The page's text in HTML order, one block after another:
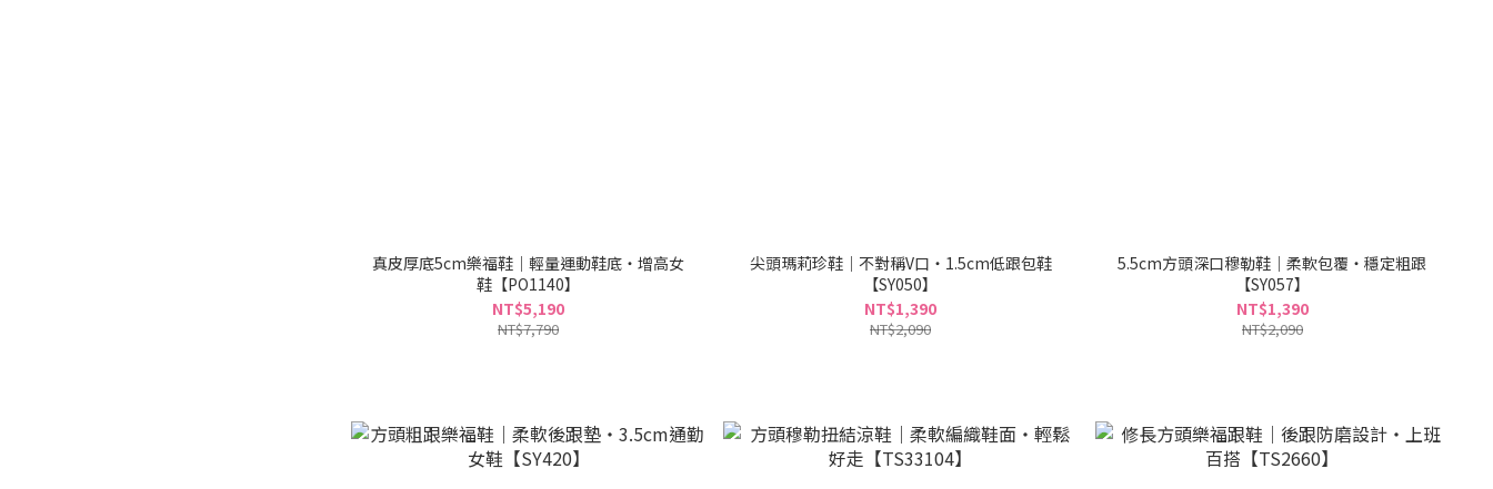
真皮厚底5cm樂福鞋｜輕量運動鞋底・增高女
鞋【PO1140】
NT$5,190
NT$7,790
尖頭瑪莉珍鞋｜不對稱V口・1.5cm低跟包鞋
【SY050】
NT$1,390
NT$2,090
5.5cm方頭深口穆勒鞋｜柔軟包覆・穩定粗跟
【SY057】
NT$1,390
NT$2,090